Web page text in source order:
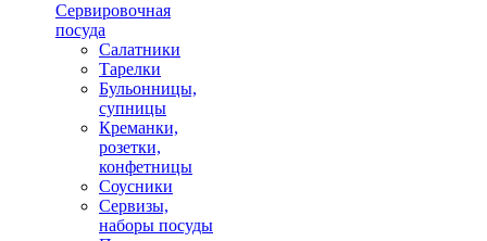
Сервировочная
посуда
Салатники
Тарелки
Бульонницы,
супницы
Креманки,
розетки,
конфетницы
Соусники
Сервизы,
наборы посуды